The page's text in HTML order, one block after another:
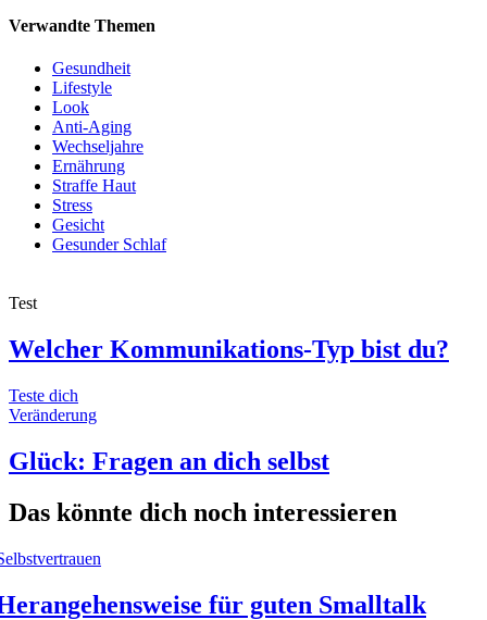
Verwandte Themen
Gesundheit
Lifestyle
Look
Anti-Aging
Wechseljahre
Ernährung
Straffe Haut
Stress
Gesicht
Gesunder Schlaf
Test
Welcher Kommunikations-Typ bist du?
Teste dich
Veränderung
Glück: Fragen an dich selbst
Das könnte dich noch interessieren
für guten Smalltalk